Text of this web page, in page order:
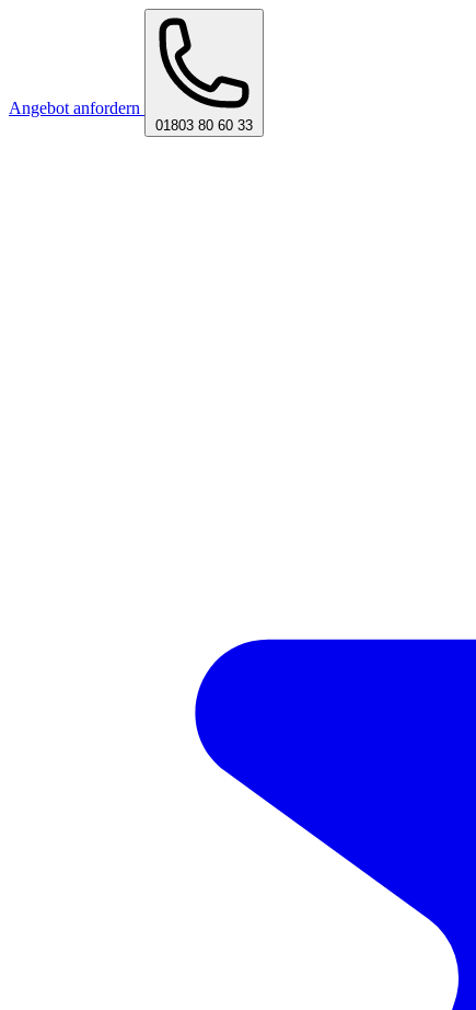
Angebot anfordern
01803 80 60 33